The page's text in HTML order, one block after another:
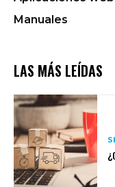
Manuales
LAS MÁS LEÍDAS